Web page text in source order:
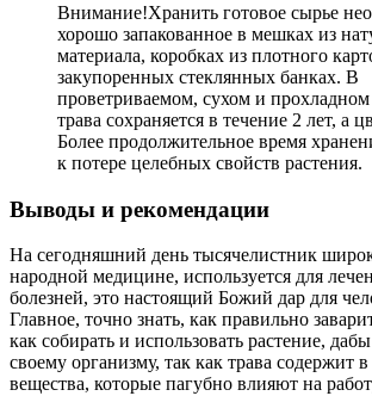
Внимание!Хранить готовое сырье
хорошо запакованное в мешках из
материала, коробках из плотного
закупоренных стеклянных банках. В
проветриваемом, сухом и
трава сохраняется в течение 2 лет, а
Более продолжительное время
к потере целебных свойств растения.
Выводы и рекомендации
На сегодняшний день тысячелистник
народной медицине, используется для
болезней, это настоящий Божий дар для
Главное, точно знать, как правильно
как собирать и использовать растение,
своему организму, так как трава содержит
вещества, которые пагубно влияют на